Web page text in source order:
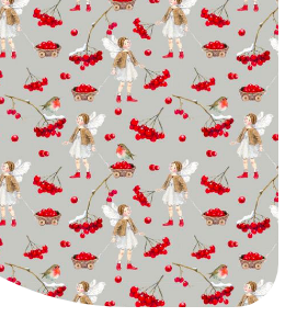
Details